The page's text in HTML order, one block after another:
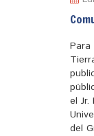
Para
el
del